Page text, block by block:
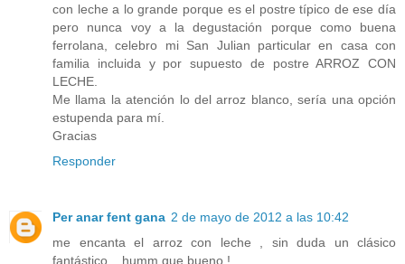
con leche a lo grande porque es el postre típico de ese día
pero nunca voy a la degustación porque como buena
ferrolana, celebro mi San Julian particular en casa con
familia incluida y por supuesto de postre ARROZ CON
LECHE.
Me llama la atención lo del arroz blanco, sería una opción
estupenda para mí.
Gracias
Responder
Per anar fent gana 2 de mayo de 2012 a las 10:42
me encanta el arroz con leche , sin duda un clásico
fantástico .. humm que bueno !